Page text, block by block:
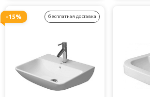
-15% бесплатная доставка